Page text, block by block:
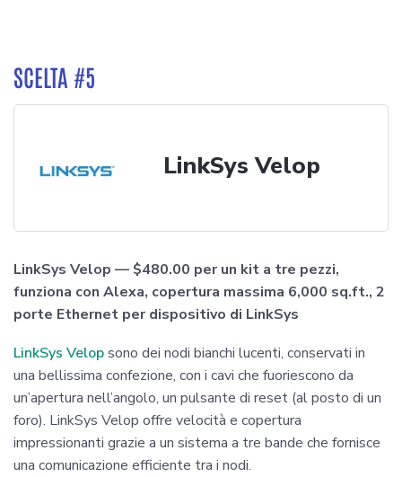
SCELTA #5
LinkSys Velop
LinkSys Velop — $480.00 per un kit a tre pezzi,
funziona con Alexa, copertura massima 6,000 sq.ft., 2
porte Ethernet per dispositivo di LinkSys
LinkSys Velopsono dei nodi bianchi lucenti, conservati in
una bellissima confezione, con i cavi che fuoriescono da
un’apertura nell’angolo, un pulsante di reset (al posto di un
foro). LinkSys Velop offre velocità e copertura
impressionanti grazie a un sistema a tre bande che fornisce
una comunicazione efficiente tra i nodi.